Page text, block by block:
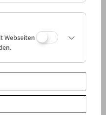
Webseiten